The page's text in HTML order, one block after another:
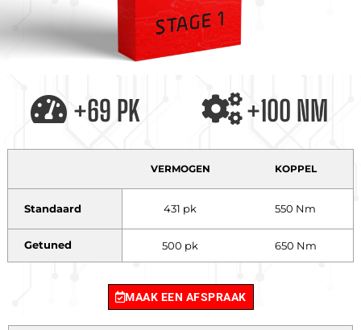
+69 PK +100 NM
VERMOGEN KOPPEL
Standaard 431 pk 550 Nm
Getuned 500 pk 650 Nm
MAAK EEN AFSPRAAK